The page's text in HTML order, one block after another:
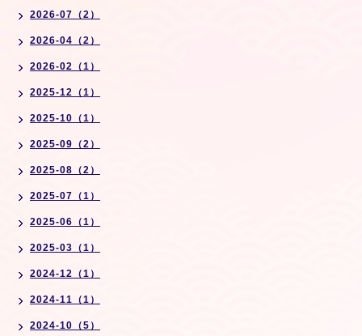
2026-07（2）
2026-04（2）
2026-02（1）
2025-12（1）
2025-10（1）
2025-09（2）
2025-08（2）
2025-07（1）
2025-06（1）
2025-03（1）
2024-12（1）
2024-11（1）
2024-10（5）